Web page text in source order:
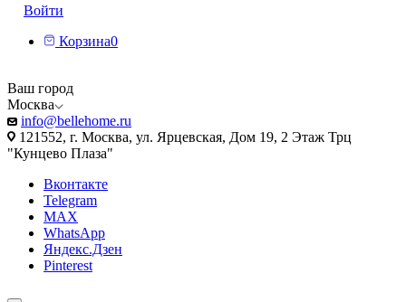
Войти
Корзина0
Ваш город
Москва
info@bellehome.ru
121552, г. Москва, ул. Ярцевская, Дом 19, 2 Этаж Трц
"Кунцево Плаза"
Вконтакте
Telegram
MAX
WhatsApp
Яндекс.Дзен
Pinterest